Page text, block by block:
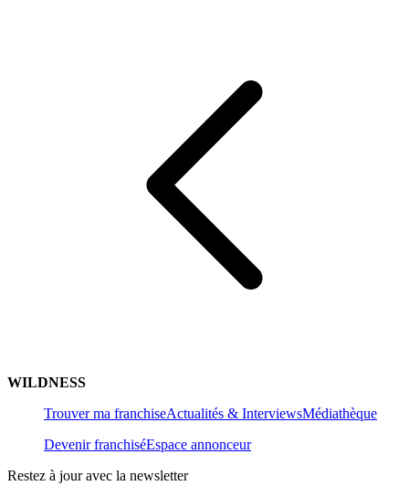
WILDNESS
Trouver ma franchiseActualités & InterviewsMédiathèque
Devenir franchiséEspace annonceur
Restez à jour avec la newsletter